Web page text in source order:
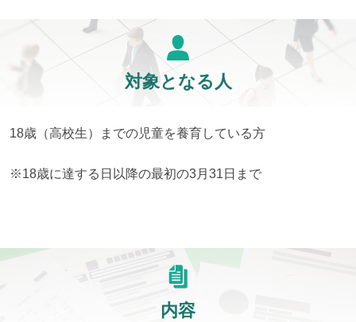
対象となる人
18歳（高校生）までの児童を養育している方
※18歳に達する日以降の最初の3月31日まで
内容